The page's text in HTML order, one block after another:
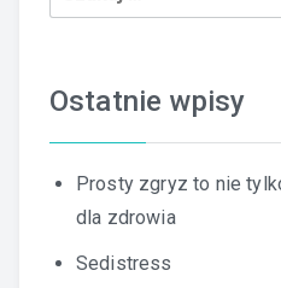
Ostatnie wpisy
Prosty zgryz to nie
dla zdrowia
Sedistress